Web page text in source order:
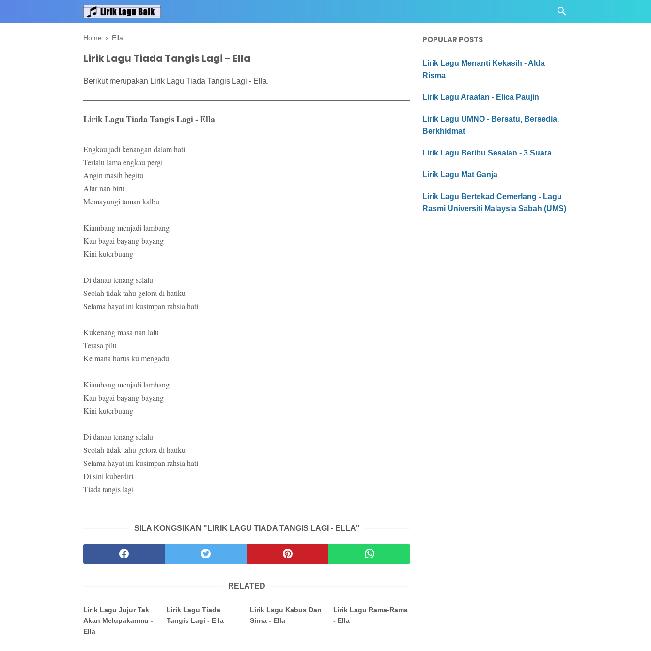
Home › Ella
Lirik Lagu Tiada Tangis Lagi - Ella
Berikut merupakan Lirik Lagu Tiada Tangis Lagi - Ella.
Lirik Lagu Tiada Tangis Lagi - Ella
Engkau jadi kenangan dalam hati
Terlalu lama engkau pergi
Angin masih begitu
Alur nan biru
Memayungi taman kalbu
Kiambang menjadi lambang
Kau bagai bayang-bayang
Kini kuterbuang
Di danau tenang selalu
Seolah tidak tahu gelora di hatiku
Selama hayat ini kusimpan rahsia hati
Kukenang masa nan lalu
Terasa pilu
Ke mana harus ku mengadu
Kiambang menjadi lambang
Kau bagai bayang-bayang
Kini kuterbuang
Di danau tenang selalu
Seolah tidak tahu gelora di hatiku
Selama hayat ini kusimpan rahsia hati
Di sini kuberdiri
Tiada tangis lagi
SILA KONGSIKAN "LIRIK LAGU TIADA TANGIS LAGI - ELLA"
RELATED
Lirik Lagu Jujur Tak
Akan Melupakanmu -
Ella
Lirik Lagu Tiada
Tangis Lagi - Ella
Lirik Lagu Kabus Dan
Sirna - Ella
Lirik Lagu Rama-Rama
- Ella
POPULAR POSTS
Lirik Lagu Menanti Kekasih - Alda
Risma
Lirik Lagu Araatan - Elica Paujin
Lirik Lagu UMNO - Bersatu, Bersedia,
Berkhidmat
Lirik Lagu Beribu Sesalan - 3 Suara
Lirik Lagu Mat Ganja
Lirik Lagu Bertekad Cemerlang - Lagu
Rasmi Universiti Malaysia Sabah (UMS)